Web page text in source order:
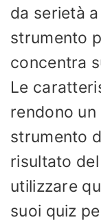
da serietà
strumento
concentra
Le
rendono
strumento
risultato
utilizzare
suoi quiz